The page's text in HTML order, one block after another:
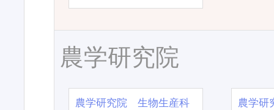
農学研究院
農学研究院 生物生産科
農学